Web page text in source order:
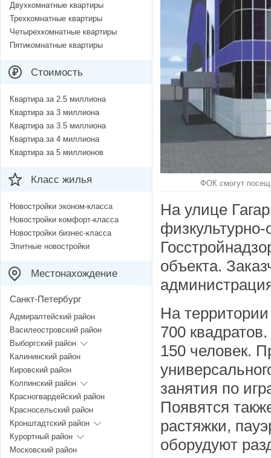
ФОК смогут
На улице
объекта.
На
700
150 человек.
занятия по
Появятся
растяжки,
оборудуют
Двухкомнатные квартиры
Трехкомнатные квартиры
Четырехкомнатные квартиры
Пятикомнатные квартиры
Стоимость
Квартира за 2.5 миллиона
Квартира за 3 миллиона
Квартира за 3.5 миллиона
Квартира за 4 миллиона
Квартира за 5 миллионов
Класс жилья
Новостройки эконом-класса
Новостройки комфорт-класса
Новостройки бизнес-класса
Элитные новостройки
Местонахождение
Санкт-Петербург
Адмиралтейский район
Василеостровский район
Выборгский район
Калининский район
Кировский район
Колпинский район
Красногвардейский район
Красносельский район
Кронштадтский район
Курортный район
Московский район